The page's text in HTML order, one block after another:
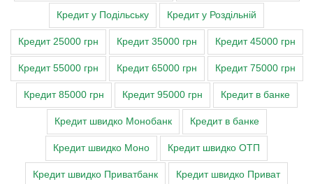
Кредит у Подільську Кредит у Роздільній
Кредит 25000 грн Кредит 35000 грн Кредит 45000 грн
Кредит 55000 грн Кредит 65000 грн Кредит 75000 грн
Кредит 85000 грн Кредит 95000 грн Кредит в банке
Кредит швидко Монобанк Кредит в банке
Кредит швидко Моно Кредит швидко ОТП
Кредит швидко Приватбанк Кредит швидко Приват